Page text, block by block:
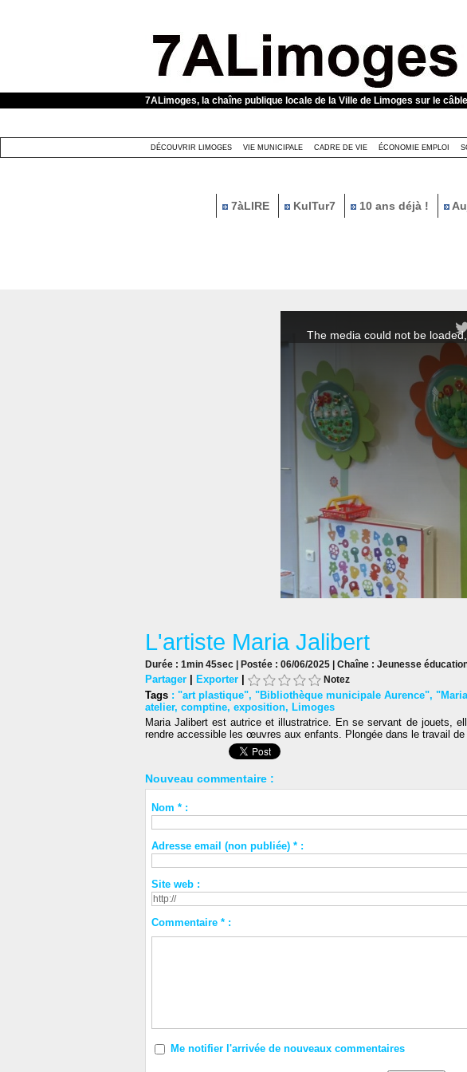
7ALimoges, la chaîne publique locale de la Ville de Limoges sur le
DÉCOUVRIR LIMOGES VIE MUNICIPALE CADRE DE VIE ÉCONOMIE EMPLOI
7àLIRE KulTur7 10 ans déjà !
L'artiste Maria Jalibert
Durée : 1min 45sec | Postée : 06/06/2025 | Chaîne : Jeunesse
Partager | Exporter | Notez
Tags : "art plastique", "Bibliothèque municipale Aurence",
atelier, comptine, exposition, Limoges
Maria Jalibert est autrice et illustratrice. En se servant de jouets,
rendre accessible les œuvres aux enfants. Plongée dans le travail de
Nouveau commentaire :
Nom * :
Adresse email (non publiée) * :
Site web :
Commentaire * :
Me notifier l'arrivée de nouveaux commentaires